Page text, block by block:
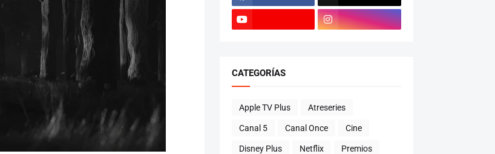
CATEGORÍAS
Apple TV Plus Atreseries
Canal 5 Canal Once Cine
Disney Plus Netflix Premios